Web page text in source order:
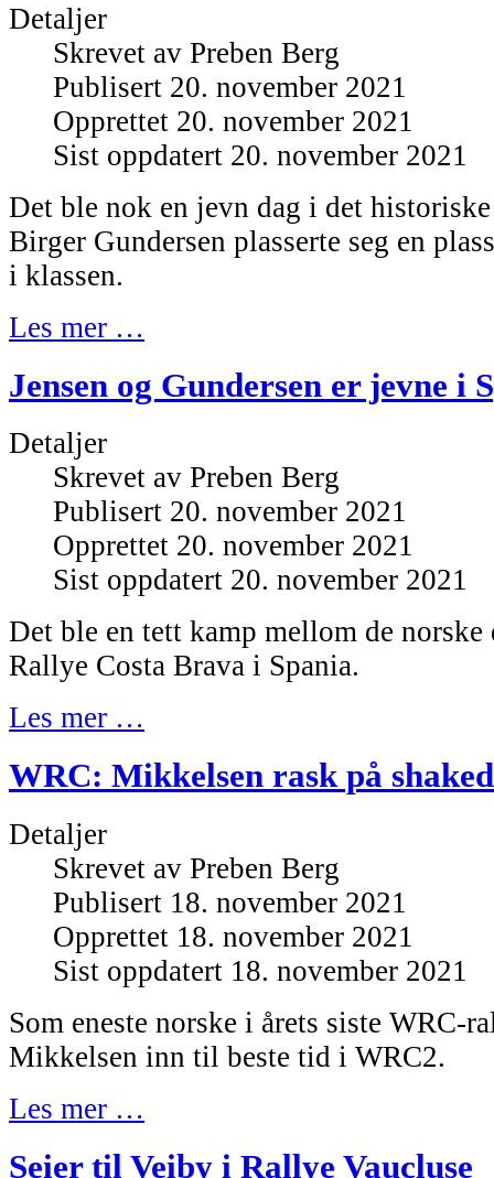
Detaljer
Skrevet av Preben Berg
Publisert 20. november 2021
Opprettet 20. november 2021
Sist oppdatert 20. november 2021
Det ble nok en jevn dag i det
Birger Gundersen plasserte seg en
i klassen.
Les mer …
Jensen og Gundersen er jevne i
Detaljer
Skrevet av Preben Berg
Publisert 20. november 2021
Opprettet 20. november 2021
Sist oppdatert 20. november 2021
Det ble en tett kamp mellom de norske
Rallye Costa Brava i Spania.
Les mer …
WRC: Mikkelsen rask på
Detaljer
Skrevet av Preben Berg
Publisert 18. november 2021
Opprettet 18. november 2021
Sist oppdatert 18. november 2021
Som eneste norske i årets siste WRC-
Mikkelsen inn til beste tid i WRC2.
Les mer …
Seier til Veiby i Rallye Vaucluse